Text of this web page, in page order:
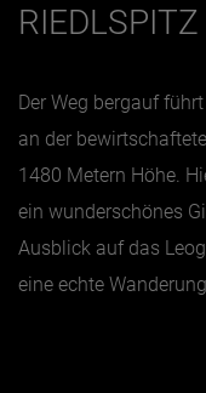
RIEDLSPITZ
Der Weg bergauf
an der
1480 Metern Höhe.
ein wunderschönes
Ausblick auf das
eine echte Wanderung.